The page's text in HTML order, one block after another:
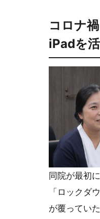
コロナ
iPadを
同院が最初
「ロックダ
が覆ってい